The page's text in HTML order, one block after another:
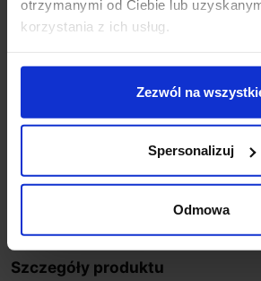
otrzymanymi od Ciebie lub
korzystania z ich usług.
Zezwól na
Spersonalizuj
Odmowa
Materiał aluminium lub stal
Kolor aluminium, bialy, czarny, stal
Producent: Skoff
Gwarancja: 24 miesiące
Dodatkowe informacje:
zalecane zasilacze ZOL6,
dobierać do łącznej mocy opraw
Szczegóły produktu